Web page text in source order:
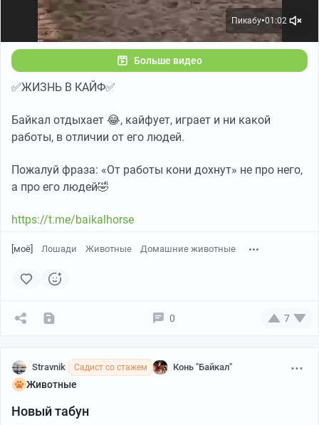
Пикабу●01:02
Больше видео
✅ЖИЗНЬ В КАЙФ✅
Байкал отдыхает 😂, кайфует, играет и ни какой
работы, в отличии от его людей.
Пожалуй фраза: «От работы кони дохнут» не про него,
а про его людей🤣
https://t.me/baikalhorse
[моё] Лошади Животные Домашние животные
0 7
Stravnik Садист со стажем Конь "Байкал"
Животные
Новый табун